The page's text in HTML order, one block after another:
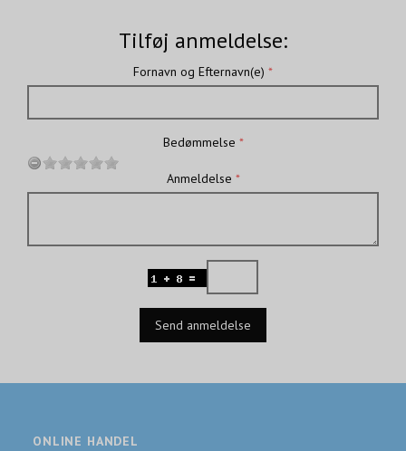
Tilføj anmeldelse:
Fornavn og Efternavn(e)
Bedømmelse
Anmeldelse
Send anmeldelse
ONLINE HANDEL